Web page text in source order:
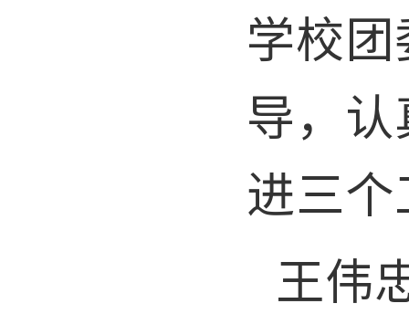
学校
导，
进三
王伟